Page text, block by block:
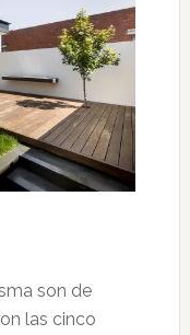
son de
las cinco